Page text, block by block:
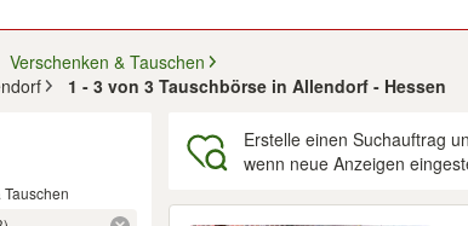
Verschenken & Tauschen
1 - 3 von 3 Tauschbörse in Allendorf - Hessen
Erstelle einen Suchauftrag
wenn neue Anzeigen